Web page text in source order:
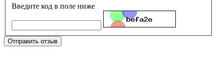
Введите код в поле ниже
Отправить отзыв